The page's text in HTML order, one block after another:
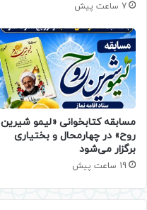
7 ساعت پیش
مسابقه کتابخوانی «لیمو شیرین
روح» در چهارمحال و بختیاری
برگزار می‌شود
19 ساعت پیش